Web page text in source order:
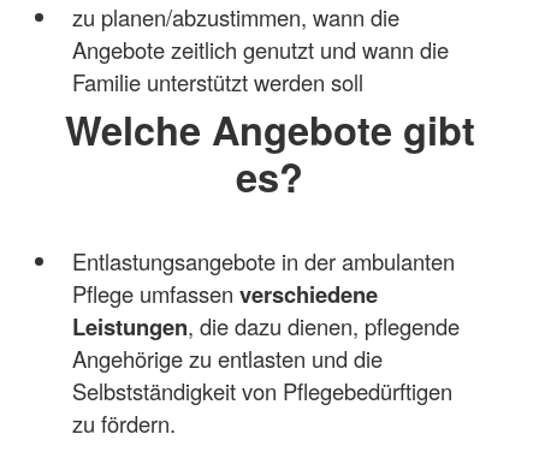
zu planen/abzustimmen, wann die
Angebote zeitlich genutzt und wann die
Familie unterstützt werden soll
Welche Angebote gibt
es?
Entlastungsangebote in der ambulanten
Pflege umfassen verschiedene
Leistungen, die dazu dienen, pflegende
Angehörige zu entlasten und die
Selbstständigkeit von Pflegebedürftigen
zu fördern.